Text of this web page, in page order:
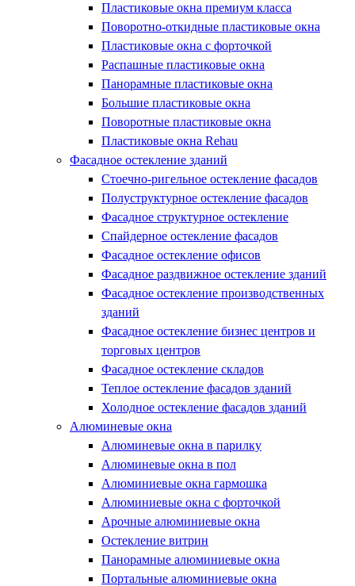
Пластиковые окна премиум класса
Поворотно-откидные пластиковые окна
Пластиковые окна с форточкой
Распашные пластиковые окна
Панорамные пластиковые окна
Большие пластиковые окна
Поворотные пластиковые окна
Пластиковые окна Rehau
Фасадное остекление зданий
Стоечно-ригельное остекление фасадов
Полуструктурное остекление фасадов
Фасадное структурное остекление
Спайдерное остекление фасадов
Фасадное остекление офисов
Фасадное раздвижное остекление зданий
Фасадное остекление производственных
зданий
Фасадное остекление бизнес центров и
торговых центров
Фасадное остекление складов
Теплое остекление фасадов зданий
Холодное остекление фасадов зданий
Алюминевые окна
Алюминевые окна в парилку
Алюминевые окна в пол
Алюминиевые окна гармошка
Алюминиевые окна с форточкой
Арочные алюминиевые окна
Остекление витрин
Панорамные алюминиевые окна
Портальные алюминиевые окна